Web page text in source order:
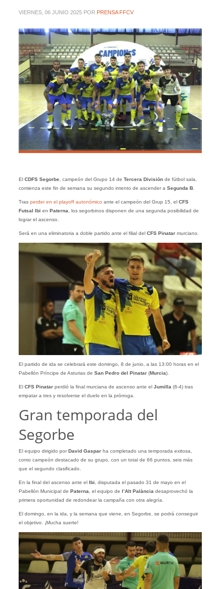
VIERNES, 06 JUNIO 2025 POR PRENSA FFCV
El CDFS Segorbe, campeón del Grupo 14 de Tercera Divisiónde fútbol sala,
comienza este fin de semana su segundo intento de ascender a Segunda B.
Tras perder en el playoff autonómico ante el campeón del Grup 15, el CFS
Futsal Ibi en Paterna , los segorbinos disponen de una segunda posibilidad de
lograr el ascenso.
Será en una eliminatoria a doble partido ante el filial del CFS Pinatar murciano.
El partido de ida se celebrará este domingo, 8 de junio, a las 13:00 horas en el
Pabellón Príncipe de Asturias de San Pedro del Pinatar(Murcia).
El CFS Pinatar perdió la final murciana de ascenso ante el Jumilla (6-4) tras
empatar a tres y resolverse el duelo en la prórroga.
Gran temporada del
Segorbe
El equipo dirigido porDavid Gasparha completado una temporada exitosa,
como campeón destacado de su grupo, con un total de 66 puntos, seis más
que el segundo clasificado.
En la final del ascenso ante el Ibi , disputada el pasado 31 de mayo en el
Pabellón Municipal de Paterna , el equipo de l’Alt Palància desaprovechó la
primera oportunidad de redondear la campaña con otra alegría.
El domingo, en la ida, y la semana que viene, en Segorbe, se podrá conseguir
el objetivo. ¡Mucha suerte!